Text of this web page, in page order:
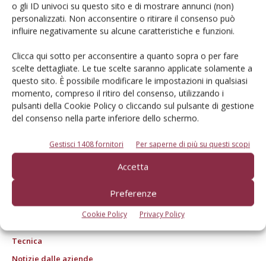
o gli ID univoci su questo sito e di mostrare annunci (non)
personalizzati. Non acconsentire o ritirare il consenso può
influire negativamente su alcune caratteristiche e funzioni.
Clicca qui sotto per acconsentire a quanto sopra o per fare
scelte dettagliate. Le tue scelte saranno applicate solamente a
questo sito. È possibile modificare le impostazioni in qualsiasi
momento, compreso il ritiro del consenso, utilizzando i
pulsanti della Cookie Policy o cliccando sul pulsante di gestione
del consenso nella parte inferiore dello schermo.
Gestisci 1408 fornitori Per saperne di più su questi scopi
Accetta
Preferenze
Cookie Policy Privacy Policy
© Tecniche Nuove Spa. Tutti i diritti riservati. Sede legale Via Eritrea 21 -
20157 Milano | Codice fiscale, Partita IVA e Iscrizione al Registro delle
imprese di Milano: 00753480151
registrata presso il Tribunale di Bologna n. 6111 del 12/06/1992)
ROC "Poste italiane Spa sped. Abbonamento Postale DL 353/2003 conv. L.
27/02/2004 n. 46, art.1c.1: DCB Bologna" ROC n. 24344 dell'11 marzo 2014
Tecnica
Notizie dalle aziende